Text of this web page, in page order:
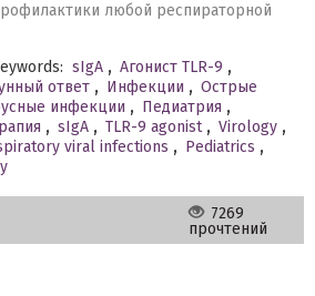
любой респираторной
sIgA , Агонист TLR-9 ,
ответ , Инфекции , Острые
инфекции , Педиатрия ,
, sIgA , TLR-9 agonist , Virology ,
viral infections , Pediatrics ,
7269
прочтений